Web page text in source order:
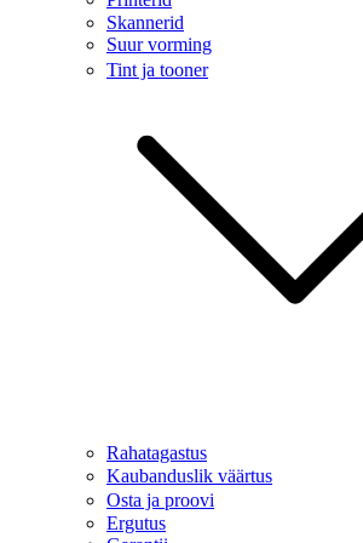
Skannerid
Suur vorming
Tint ja tooner
Rahatagastus
Kaubanduslik väärtus
Osta ja proovi
Ergutus